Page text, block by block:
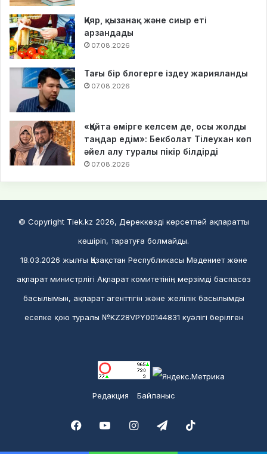
Қияр, қызанақ және сиыр еті
арзандады
07.08.2026
Тағы бір блогерге іздеу жарияланды
07.08.2026
«Қайта өмірге келсем де, осы жолды
таңдар едім»: Бекболат Тілеухан көп
әйел алу туралы пікір білдірді
07.08.2026
© Copyright Tiek.kz 2026, Дереккөзді көрсетпей ақпаратты
көшіріп, таратуға болмайды.
18.03.2026 жылғы Қазақстан Республикасы Мәдениет және
ақпарат министрлігі Ақпарат комитетінің мерзімді баспасөз
басылымын, ақпарат агенттігін және желілік басылымды
есепке қою туралы №KZ28VPY00144831 куәлігі берілген
Редакция Байланыс
FacebookYouTubeInstagramTelegram